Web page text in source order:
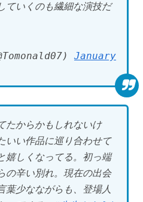
ていくのも繊細な演技だ
January
たからかもしれないけ
いい作品に巡り合わせて
嬉しくなってる。初っ端
の辛い別れ。現在の出会
葉少なながらも、登場人